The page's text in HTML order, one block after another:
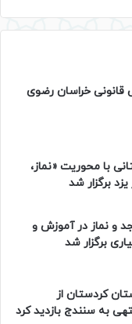
قانونی خراسان رضوی
با محوریت «نماز،
برگزار شد
و نماز در آموزش و
برگزار شد
کردستان از
به سنندج بازدید کرد